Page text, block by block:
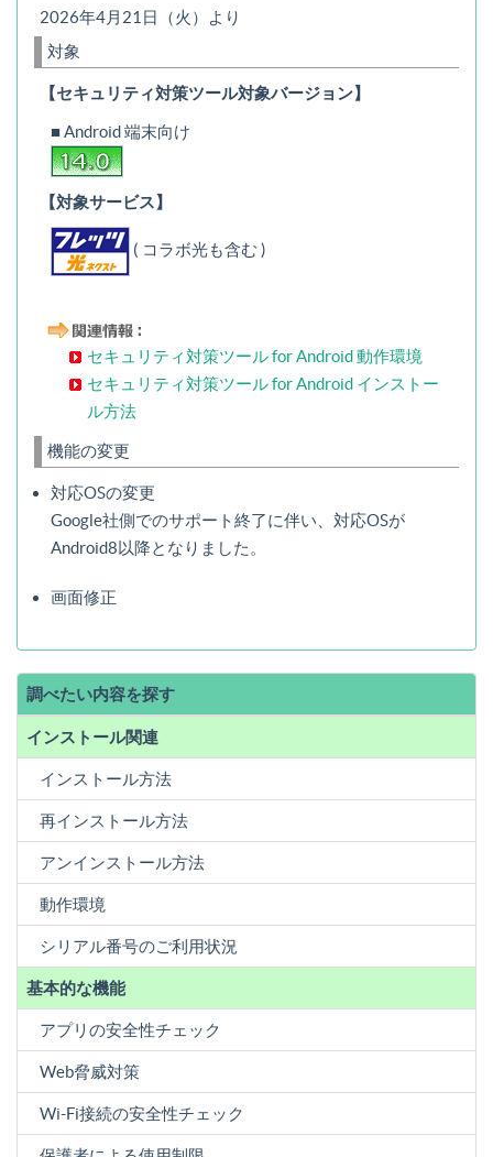
2026年4月21日（火）より
対象
【セキュリティ対策ツール対象バージョン】
■ Android 端末向け
【対象サービス】
( コラボ光も含む )
セキュリティ対策ツール for Android 動作環境
セキュリティ対策ツール for Android インストー
ル方法
機能の変更
対応OSの変更
Google社側でのサポート終了に伴い、対応OSが
Android8以降となりました。
画面修正
調べたい内容を探す
インストール関連
インストール方法
再インストール方法
アンインストール方法
動作環境
シリアル番号のご利用状況
基本的な機能
アプリの安全性チェック
Web脅威対策
Wi-Fi接続の安全性チェック